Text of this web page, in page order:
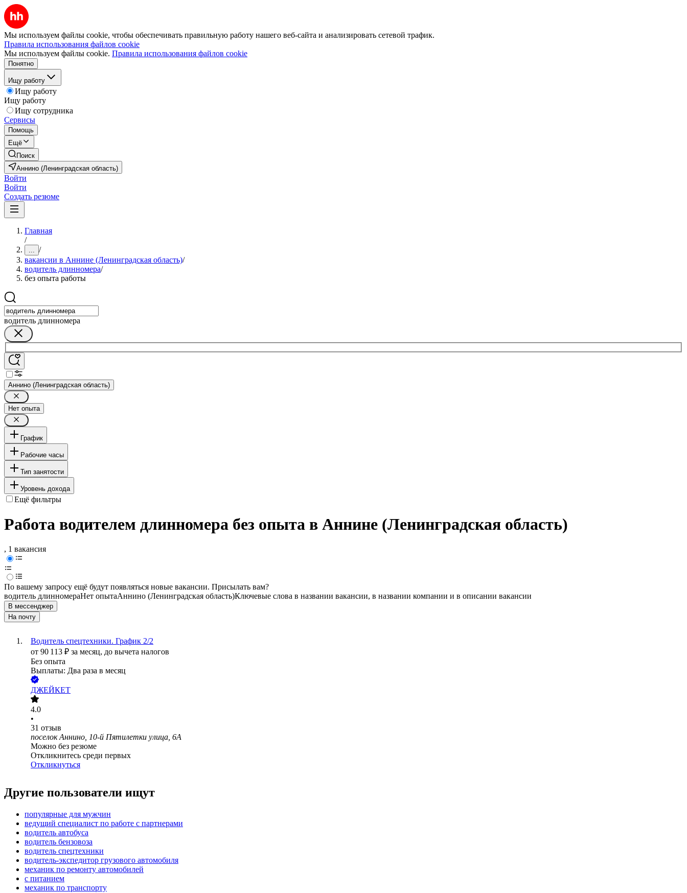
Мы используем файлы cookie, чтобы обеспечивать правильную работу нашего веб-сайта и анализировать сетевой трафик.
Правила использования файлов cookie
Мы используем файлы cookie. Правила использования файлов cookie
Понятно
Ищу работу
Ищу работу
Ищу работу
Ищу сотрудника
Сервисы
Помощь
Ещё
Поиск
Аннино (Ленинградская область)
Войти
Войти
Создать резюме
Главная
/
... /
вакансии в Аннине (Ленинградская область)/
водитель длинномера/
без опыта работы
водитель длинномера
Аннино (Ленинградская область)
Нет опыта
График
Рабочие часы
Тип занятости
Уровень дохода
Ещё фильтры
Работа водителем длинномера без опыта в Аннине (Ленинградская область)
, 1 вакансия
По вашему запросу ещё будут появляться новые вакансии. Присылать вам?
водитель длинномераНет опытаАннино (Ленинградская область)Ключевые слова в названии вакансии, в названии компании и в описании вакансии
В мессенджер
На почту
Водитель спецтехники. График 2/2
от 90 113 ₽ за месяц, до вычета налогов
Без опыта
Выплаты: Два раза в месяц
ДЖЕЙКЕТ
4.0
•
31 отзыв
поселок Аннино, 10-й Пятилетки улица, 6А
Можно без резюме
Откликнитесь среди первых
Откликнуться
Другие пользователи ищут
популярные для мужчин
ведущий специалист по работе с партнерами
водитель автобуса
водитель бензовоза
водитель спецтехники
водитель-экспедитор грузового автомобиля
механик по ремонту автомобилей
с питанием
механик по транспорту